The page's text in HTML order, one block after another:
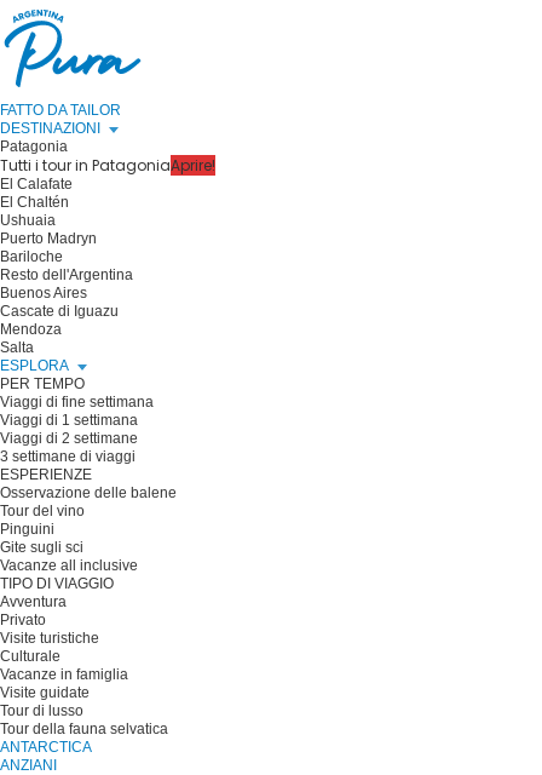
FATTO DA TAILOR
DESTINAZIONI
Patagonia
Tutti i tour in PatagoniaAprire!
El Calafate
El Chaltén
Ushuaia
Puerto Madryn
Bariloche
Resto dell'Argentina
Buenos Aires
Cascate di Iguazu
Mendoza
Salta
ESPLORA
PER TEMPO
Viaggi di fine settimana
Viaggi di 1 settimana
Viaggi di 2 settimane
3 settimane di viaggi
ESPERIENZE
Osservazione delle balene
Tour del vino
Pinguini
Gite sugli sci
Vacanze all inclusive
TIPO DI VIAGGIO
Avventura
Privato
Visite turistiche
Culturale
Vacanze in famiglia
Visite guidate
Tour di lusso
Tour della fauna selvatica
ANTARCTICA
ANZIANI